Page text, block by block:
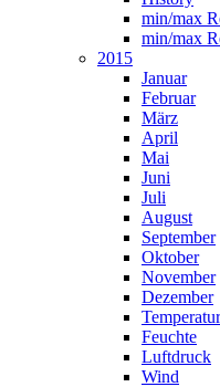
min/max
min/max
2015
Januar
Februar
März
April
Mai
Juni
Juli
August
September
Oktober
November
Dezember
Temperatur
Feuchte
Luftdruck
Wind